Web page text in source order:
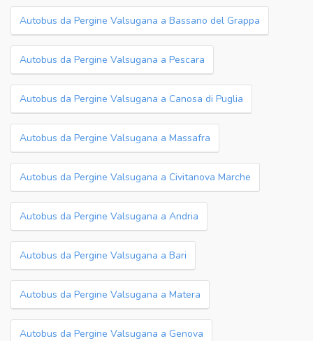
Autobus da Pergine Valsugana a Bassano del Grappa
Autobus da Pergine Valsugana a Pescara
Autobus da Pergine Valsugana a Canosa di Puglia
Autobus da Pergine Valsugana a Massafra
Autobus da Pergine Valsugana a Civitanova Marche
Autobus da Pergine Valsugana a Andria
Autobus da Pergine Valsugana a Bari
Autobus da Pergine Valsugana a Matera
Autobus da Pergine Valsugana a Genova